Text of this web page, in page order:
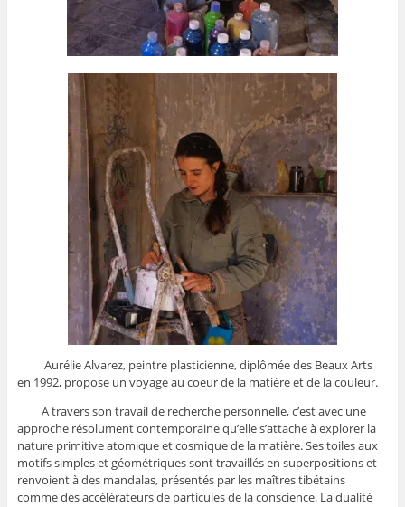
Aurélie Alvarez, peintre plasticienne, diplômée des Beaux Arts
en 1992, propose un voyage au coeur de la matière et de la couleur.
A travers son travail de recherche personnelle, c’est avec une
approche résolument contemporaine qu’elle s’attache à explorer la
nature primitive atomique et cosmique de la matière. Ses toiles aux
motifs simples et géométriques sont travaillés en superpositions et
renvoient à des mandalas, présentés par les maîtres tibétains
comme des accélérateurs de particules de la conscience. La dualité